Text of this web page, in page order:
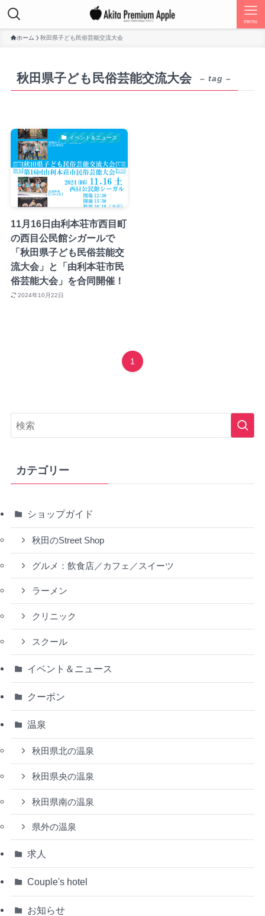
menu
ホーム 秋田県子ども民俗芸能交流大会
秋田県子ども民俗芸能交流大会 – tag –
イベント＆ニュース
11月16日由利本荘市西目町
の西目公民館シガールで
「秋田県子ども民俗芸能交
流大会」と「由利本荘市民
俗芸能大会」を合同開催！
2024年10月22日
1
カテゴリー
ショップガイド
秋田のStreet Shop
グルメ：飲食店／カフェ／スイーツ
ラーメン
クリニック
スクール
イベント＆ニュース
クーポン
温泉
秋田県北の温泉
秋田県央の温泉
秋田県南の温泉
県外の温泉
求人
Couple's hotel
お知らせ